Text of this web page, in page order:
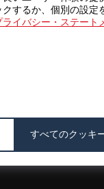
クするか、個別の設
イバシー・ステート
すべてのクッキ
いて